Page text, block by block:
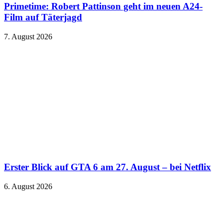
Primetime: Robert Pattinson geht im neuen A24-
Film auf Täterjagd
7. August 2026
Erster Blick auf GTA 6 am 27. August – bei Netflix
6. August 2026